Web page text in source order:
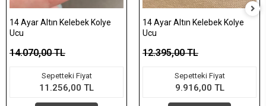
14 Ayar Altın Kelebek Kolye
Ucu
14.070,00 TL
Sepetteki Fiyat
11.256,00 TL
14 Ayar Altın Kelebek Kolye
Ucu
12.395,00 TL
Sepetteki Fiyat
9.916,00 TL